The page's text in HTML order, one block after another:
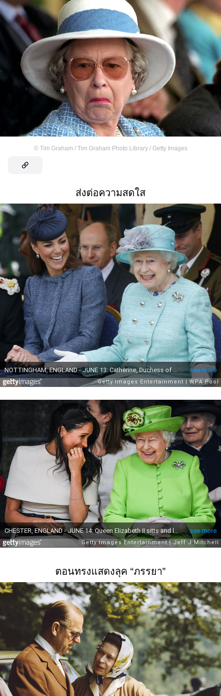
© Tim Graham / Tim Graham Photo Library / Getty Images
ส่งต่อความสดใส
ตอนทรงแสดงลุค “ภรรยา”